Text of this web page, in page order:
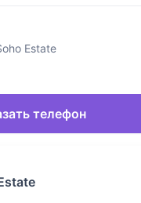
Estate
телефон